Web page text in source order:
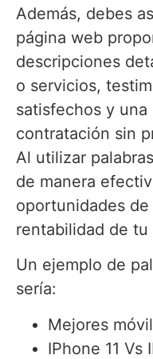
Además, debes
página web
descripciones
o servicios,
satisfechos y
contratación sin
Al utilizar
de manera
oportunidades
rentabilidad de tu
Un ejemplo de
sería:
Mejores
IPhone 11 Vs